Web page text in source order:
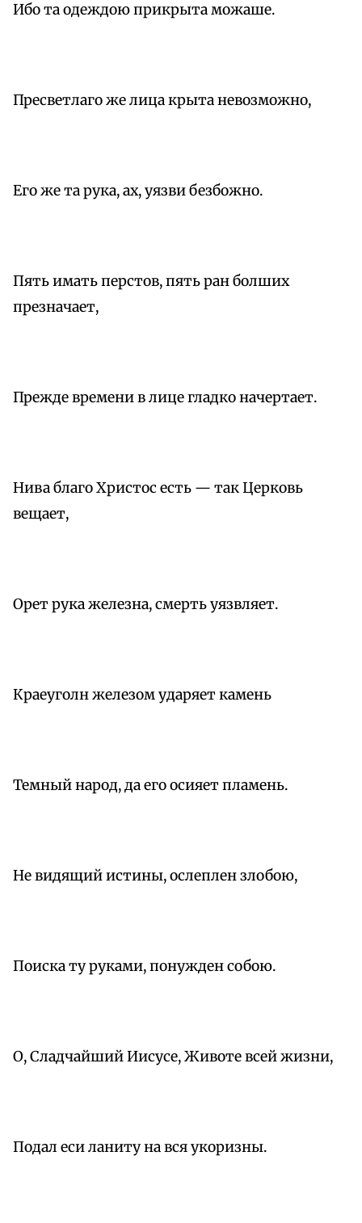
Ибо та одеждою прикрыта можаше.
Пресветлаго же лица крыта невозможно,
Его же та рука, ах, уязви безбожно.
Пять имать перстов, пять ран болших
презначает,
Прежде времени в лице гладко начертает.
Нива благо Христос есть — так Церковь
вещает,
Орет рука железна, смерть уязвляет.
Краеуголн железом ударяет камень
Темный народ, да его осияет пламень.
Не видящий истины, ослеплен злобою,
Поиска ту руками, понужден собою.
О, Сладчайший Иисусе, Животе всей жизни,
Подал еси ланиту на вся укоризны.